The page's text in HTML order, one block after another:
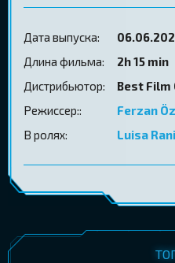
Дата выпуска:
Длина фильма:
2h 15 min
Дистрибьютор:
Best Film
Режиссер::
Ferzan
В ролях:
Luisa